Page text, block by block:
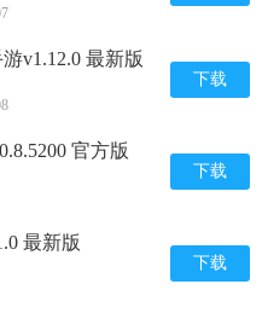
v1.12.0 最新版
下载
官方版
下载
最新版
下载